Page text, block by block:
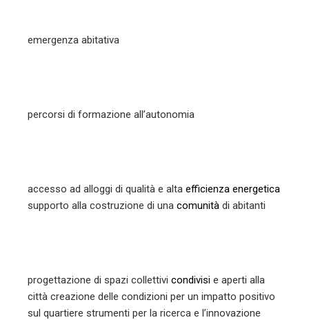
emergenza abitativa
percorsi di formazione all’autonomia
accesso ad alloggi di qualità e alta efficienza energetica
supporto alla costruzione di una comunità di abitanti
progettazione di spazi collettivi condivisi e aperti alla
città creazione delle condizioni per un impatto positivo
sul quartiere strumenti per la ricerca e l’innovazione